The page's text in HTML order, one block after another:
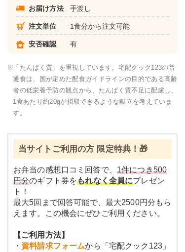
お届け方法 手渡し
注文単位 1食分から注文可能
安否確認 有
※ 「たんぱく質」を重視しています。宅配クック123の普
通食は、国が定めた配食ガイドラインの目的である高齢
者の低栄養予防の観点から、たんぱく質不足に配慮し、
1食あたり約20gが摂取できるような献立を考えていま
す。
当サイトご利用の方 限定特典！🎁
お弁当の感想口コミ回答で、 1件につき500
円分のギフト券をもれなく全員にプレゼン
ト！
最大5回まで回答可能で、最大2500円分もら
えます。この機会にぜひご利用ください。
【ご利用方法】
・ 資料請求フォームから「宅配クック123」